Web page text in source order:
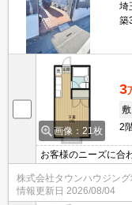
埼
築
画像：21枚
3
敷
2
お客様のニーズに合
情報数No.1のタウン
株式会社タウンハウジン
情報更新日 2026/08/04